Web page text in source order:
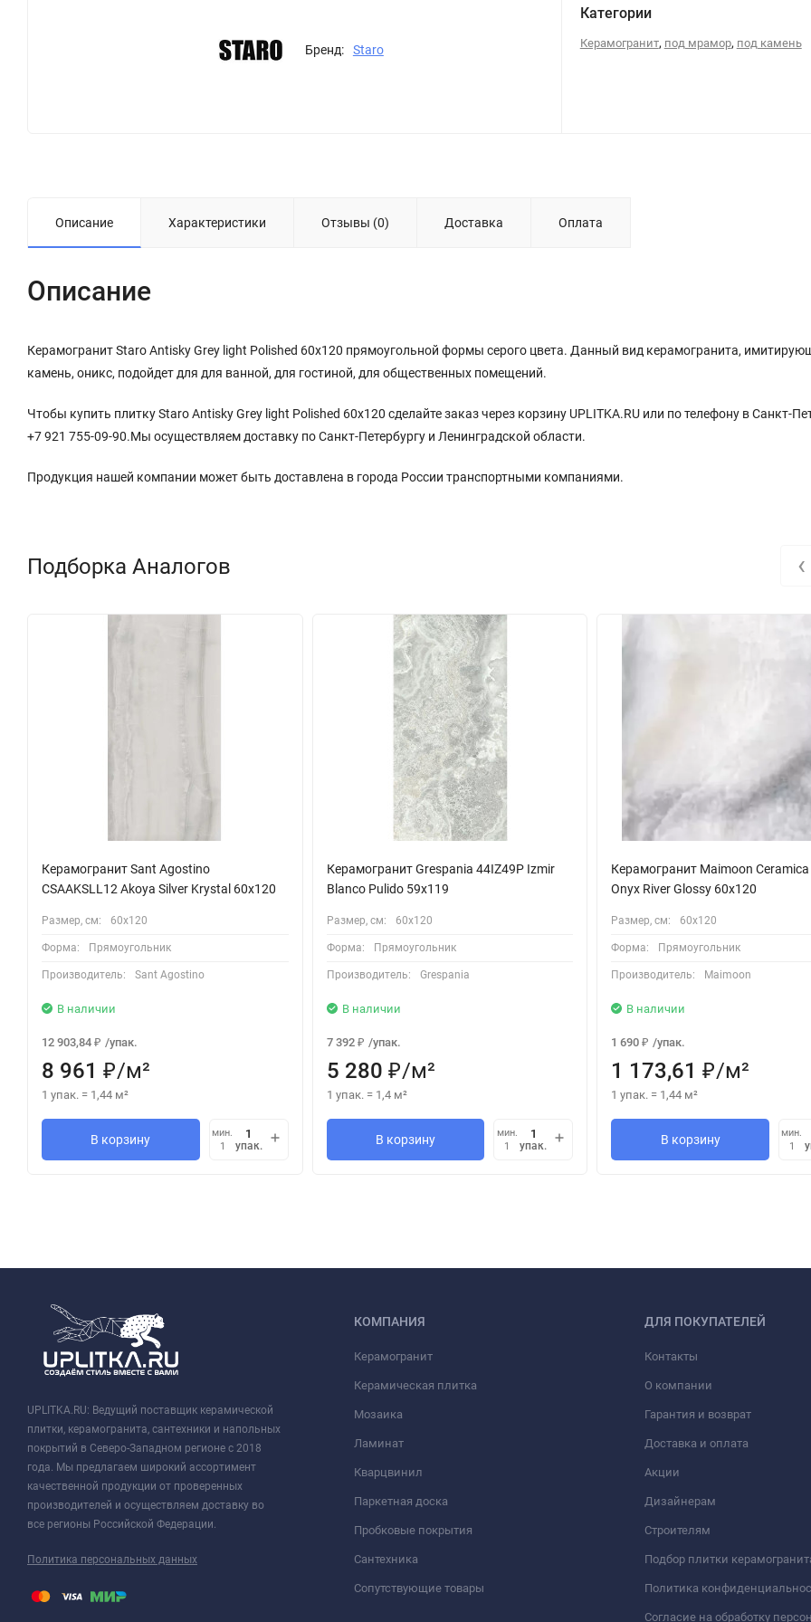
Бренд: Staro
Категории
Керамогранит, под мрамор, под камень
Описание Характеристики Отзывы (0) Доставка Оплата
Описание
Керамогранит Staro Antisky Grey light Polished 60x120 прямоугольной формы серого цвета. Данный вид керамогранита,
камень, оникс, подойдет для для ванной, для гостиной, для общественных помещений.
Чтобы купить плитку Staro Antisky Grey light Polished 60x120 сделайте заказ через корзину UPLITKA.RU или по телефону в Санкт-
+7 921 755-09-90.Мы осуществляем доставку по Санкт-Петербургу и Ленинградской области.
Продукция нашей компании может быть доставлена в города России транспортными компаниями.
Подборка Аналогов
Керамогранит Sant Agostino
CSAAKSLL12 Akoya Silver Krystal 60x120
Размер, см: 60х120
Форма: Прямоугольник
Производитель: Sant Agostino
В наличии
12 903,84 ₽ /упак.
8 961 ₽/м²
1 упак. = 1,44 м²
В корзину
мин.
1
упак.
Керамогранит Grespania 44IZ49P Izmir
Blanco Pulido 59x119
Размер, см: 60х120
Форма: Прямоугольник
Производитель: Grespania
В наличии
7 392 ₽ /упак.
5 280 ₽/м²
1 упак. = 1,4 м²
В корзину
мин.
1
упак.
Керамогранит Maimoon
Onyx River Glossy 60х120
Размер, см: 60х120
Форма: Прямоугольник
Производитель: Maimoon
В наличии
1 690 ₽ /упак.
1 173,61 ₽/м²
1 упак. = 1,44 м²
В корзину
мин.
1
‹
UPLITKA.RU: Ведущий поставщик керамической
плитки, керамогранита, сантехники и напольных
покрытий в Северо-Западном регионе с 2018
года. Мы предлагаем широкий ассортимент
качественной продукции от проверенных
производителей и осуществляем доставку во
все регионы Российской Федерации.
Политика персональных данных
КОМПАНИЯ
Керамогранит
Керамическая плитка
Мозаика
Ламинат
Кварцвинил
Паркетная доска
Пробковые покрытия
Сантехника
Сопутствующие товары
ДЛЯ ПОКУПАТЕЛЕЙ
Контакты
О компании
Гарантия и возврат
Доставка и оплата
Акции
Дизайнерам
Строителям
Подбор плитки
Политика
Согласие на обработку